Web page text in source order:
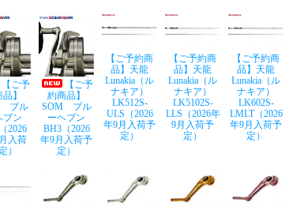
【ご予
】
ブル
ブン
2026
入荷
）
【ご予
約商品】
SOM ブル
ーヘブン
BH3（2026
年9月入荷予
定）
【ご予約商
品】天龍
Lunakia（ル
ナキア）
LK512S-
ULS（2026
年9月入荷予
定）
【ご予約商
品】天龍
Lunakia（ル
ナキア）
LK5102S-
LLS（2026年
9月入荷予
定）
【ご予約商
品】天龍
Lunakia（ル
ナキア）
LK602S-
LMLT（2026
年9月入荷予
定）